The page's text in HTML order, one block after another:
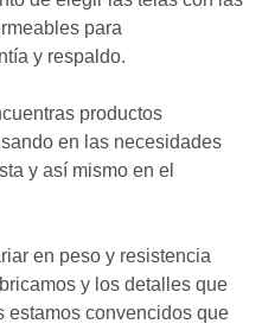
para
y respaldo.
productos
en las necesidades
y así mismo en el
en peso y resistencia
y los detalles que
estamos convencidos que